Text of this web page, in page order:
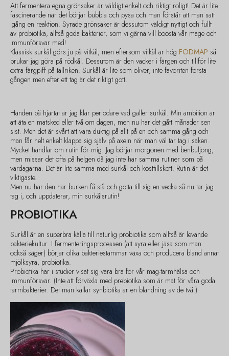
Att fermentera egna grönsaker är väldigt enkelt och riktigt roligt! Det är lite
fascinerande när det börjar bubbla och pysa och man förstår att man satt
igång en reaktion. Syrade grönsaker är dessutom väldigt nyttigt och fullt
av probiotika, alltså goda bakterier, som vi gärna vill boosta vår mage och
immunförsvar med!
Klassisk surkål görs ju på vitkål, men eftersom vitkål är hög FODMAP så
brukar jag göra på rödkål. Dessutom är den vacker i färgen och tillför lite
extra färgpiff på tallriken. Surkål är lite som oliver, inte favoriten första
gången men efter ett tag är det riktigt gott!
Handen på hjärtat är jag klar periodare vad gäller surkål. Min ambition är
att äta en matsked eller två om dagen, men nu har det gått månader sen
sist. Men det är svårt att vara duktig på allt på en och samma gång och
man får helt enkelt klappa sig själv på axeln när man väl tar tag i saken.
Mycket handlar om rutin för mig. Jag börjar morgonen med benbuljong,
men missar det ofta på helgen då jag inte har samma rutiner som på
vardagarna. Det är lite samma med surkål och kosttillskott. Rutin är det
viktigaste.
Men nu har den här burken få stå och gotta till sig en vecka så nu tar jag
tag i, och uppdaterar, min surkålsrutin!
PROBIOTIKA
Surkål är en superbra källa till naturlig probiotika som alltså är levande
bakteriekultur. I fermenteringsprocessen (att syra eller jäsa som man
också säger) börjar olika bakteriestammar växa och producera bland annat
mjölksyra, probiotika.
Probiotika har i studier visat sig vara bra för vår mag-tarmhälsa och
immunförsvar. (Inte att förväxla med prebiotika som är mat för våra goda
tarmbakterier. Det man kallar synbiotika är en blandning av de två.)